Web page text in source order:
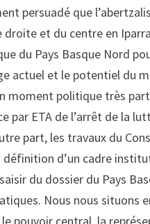
persuadé que
et du centre en
du Pays Basque Nord
actuel et le potentiel du
moment politique très
par ETA de l’arrêt de la
part, les travaux du
d’un cadre
du dossier du Pays
Nous nous situons
pouvoir central, la